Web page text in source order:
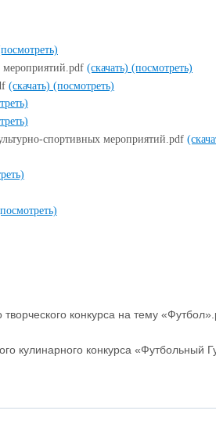
мероприятий.pdf (скачать) (посмотреть)
(скачать) (посмотреть)
спортивных мероприятий.pdf
конкурса на тему
кулинарного конкурса «Футбольный